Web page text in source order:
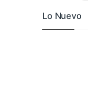
Lo Nuevo